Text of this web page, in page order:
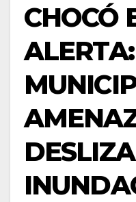
CHOCÓ